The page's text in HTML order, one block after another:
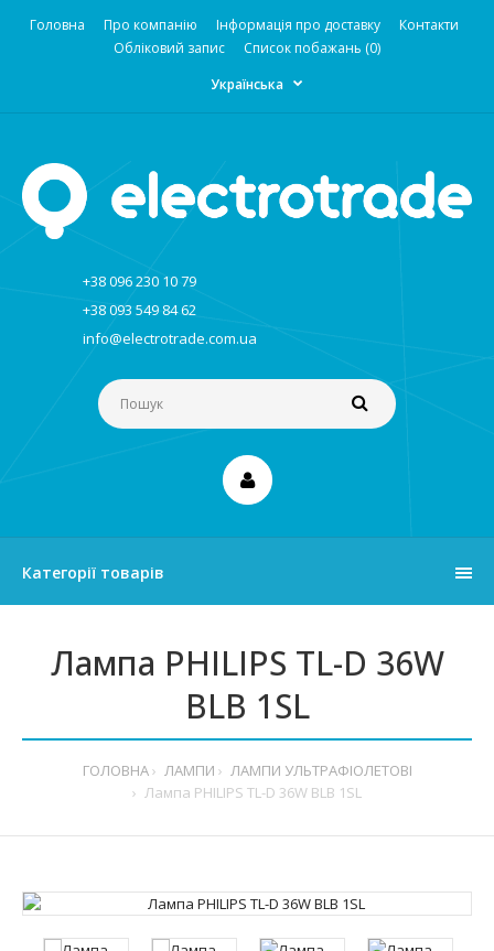
Головна Про компанію Інформація про доставку
Контакти
Обліковий запис
Список побажань (0)
Українська
+38 096 230 10 79
+38 093 549 84 62
info@electrotrade.com.ua
Категорії товарів
Лампа PHILIPS TL-D 36W
BLB 1SL
ГОЛОВНА ЛАМПИ
ЛАМПИ УЛЬТРАФІОЛЕТОВІ
Лампа PHILIPS TL-D 36W BLB 1SL